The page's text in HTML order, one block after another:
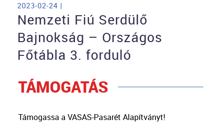
2023-02-24 |
Nemzeti Fiú Serdülő
Bajnokság – Országos
Főtábla 3. forduló
TÁMOGATÁS
Támogassa a VASAS-Pasarét Alapítványt!